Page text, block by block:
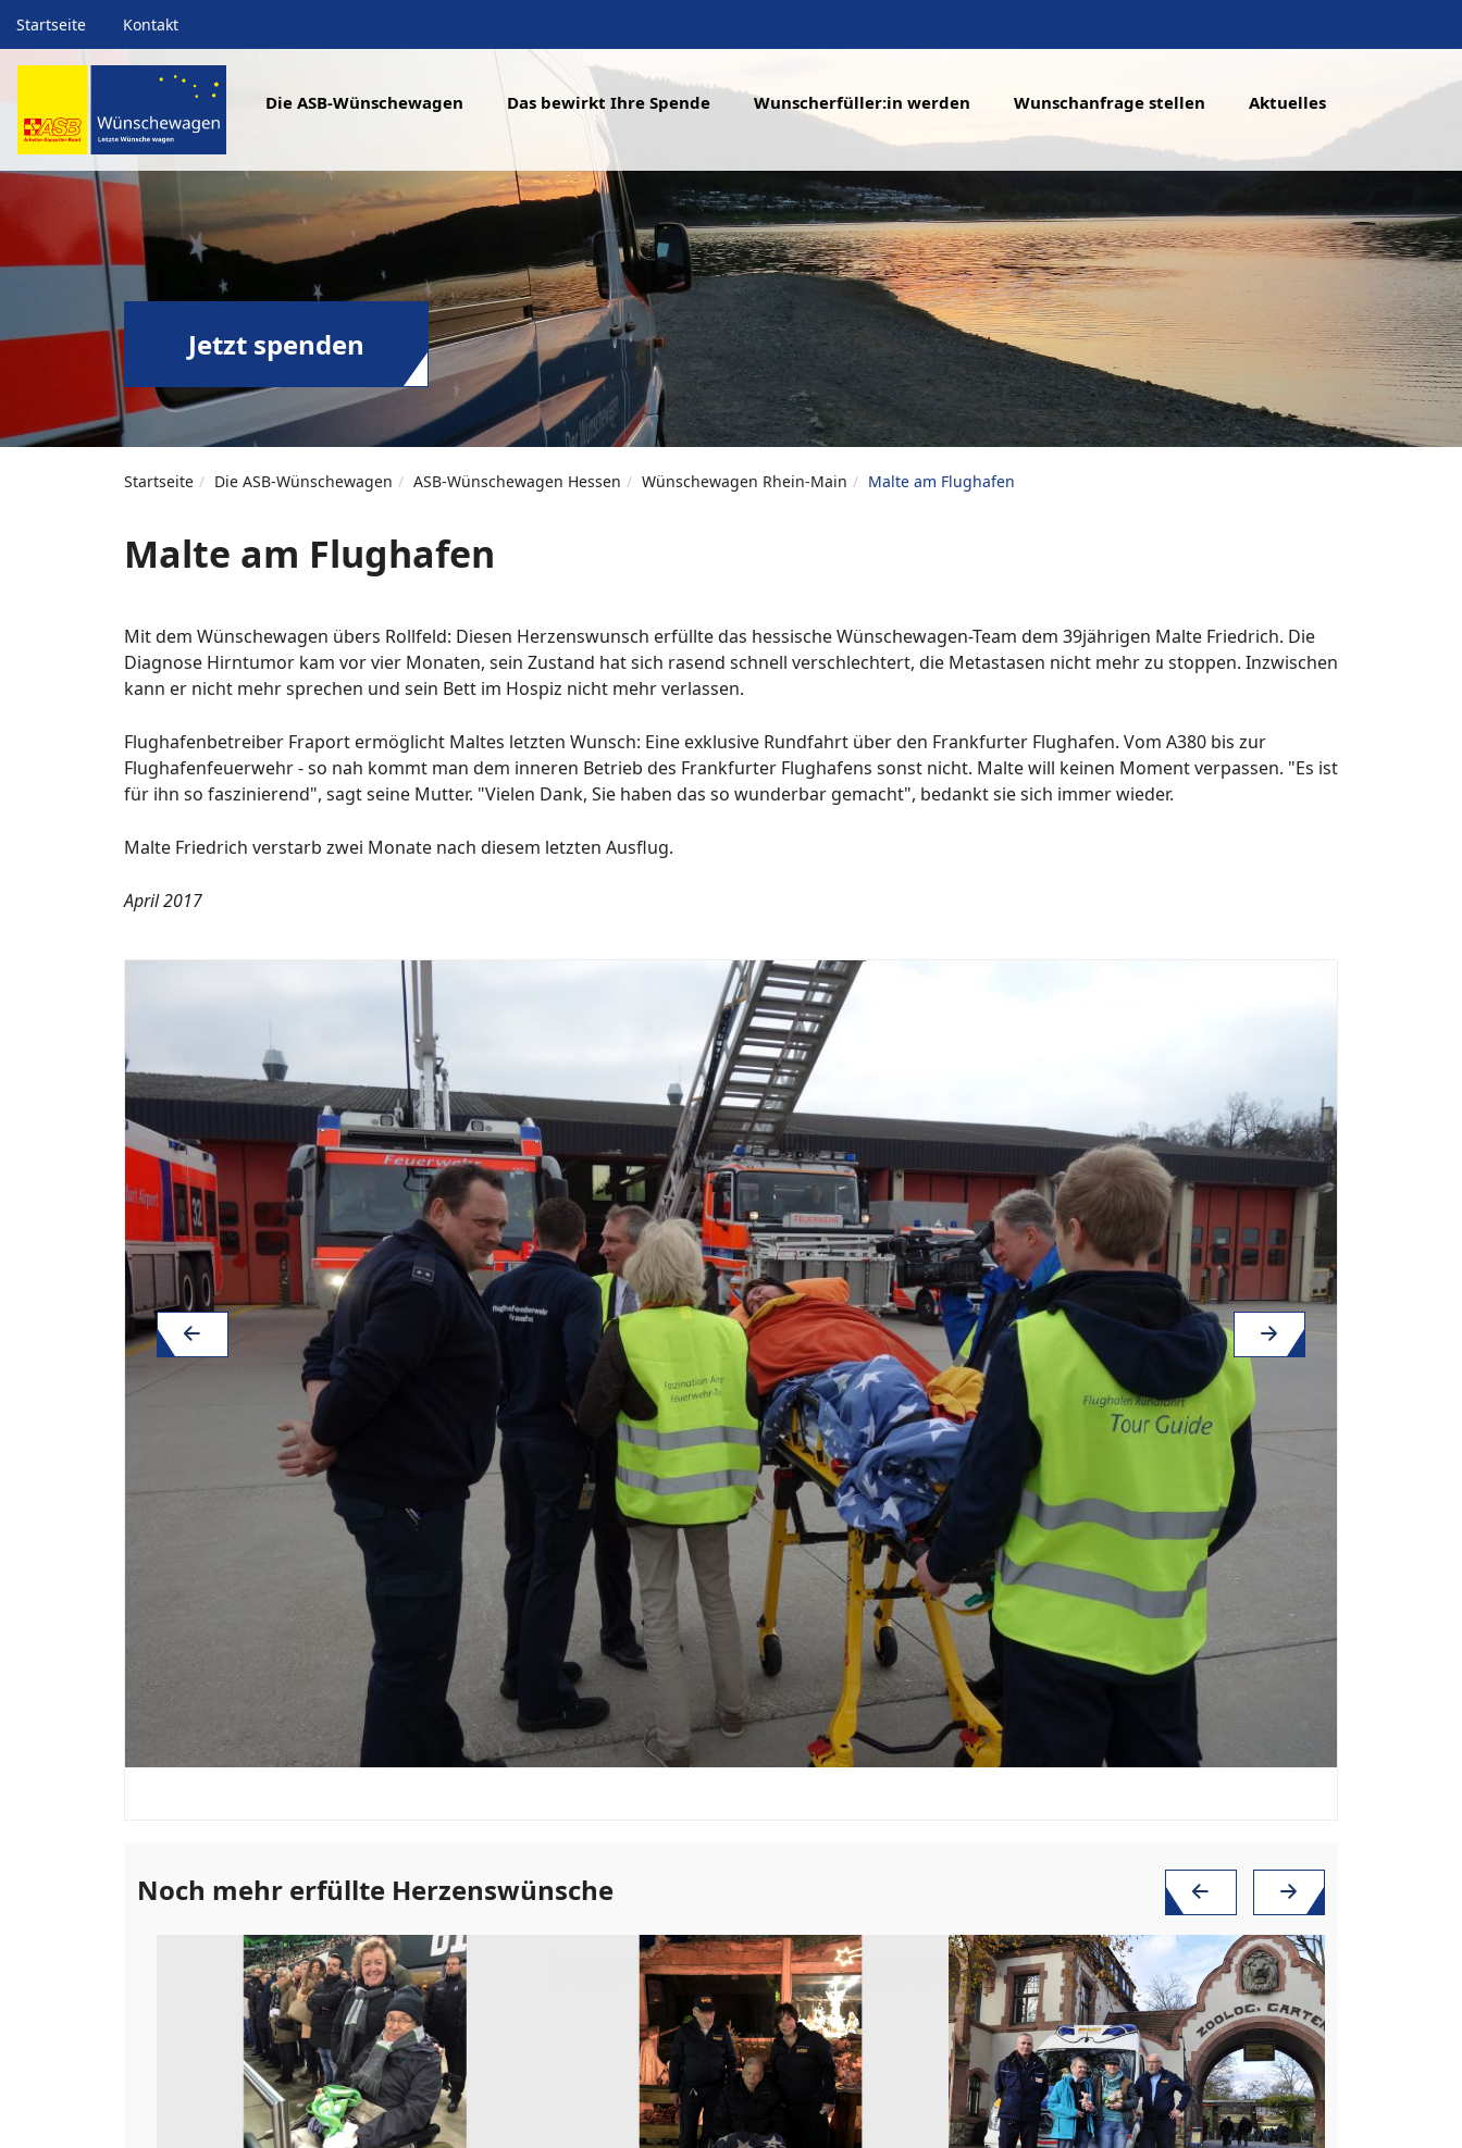
Startseite Kontakt
Die ASB-Wünschewagen Das bewirkt Ihre Spende Wunscherfüller:in werden Wunschanfrage stellen Aktuelles
Jetzt spenden
Startseite Die ASB-Wünschewagen ASB-Wünschewagen Hessen Wünschewagen Rhein-Main Malte am Flughafen
Malte am Flughafen
Mit dem Wünschewagen übers Rollfeld: Diesen Herzenswunsch erfüllte das hessische Wünschewagen-Team dem 39jährigen Malte Friedrich. Die
Diagnose Hirntumor kam vor vier Monaten, sein Zustand hat sich rasend schnell verschlechtert, die Metastasen nicht mehr zu stoppen. Inzwischen
kann er nicht mehr sprechen und sein Bett im Hospiz nicht mehr verlassen.
Flughafenbetreiber Fraport ermöglicht Maltes letzten Wunsch: Eine exklusive Rundfahrt über den Frankfurter Flughafen. Vom A380 bis zur
Flughafenfeuerwehr - so nah kommt man dem inneren Betrieb des Frankfurter Flughafens sonst nicht. Malte will keinen Moment verpassen. "Es ist
für ihn so faszinierend", sagt seine Mutter. "Vielen Dank, Sie haben das so wunderbar gemacht", bedankt sie sich immer wieder.
Malte Friedrich verstarb zwei Monate nach diesem letzten Ausflug.
April 2017
Noch mehr erfüllte Herzenswünsche